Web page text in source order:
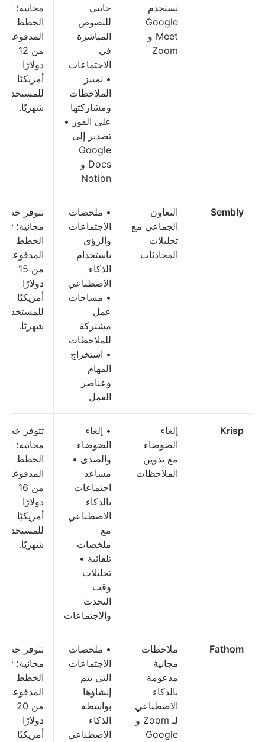
تستخدم
Google
Meet و
Zoom
جانبي
للنصوص
المباشرة
في
الاجتماعات
• تمييز
الملاحظات
ومشاركتها
على الفور •
تصدير إلى
Google
Docs و
Notion
مجانية؛ تبدأ
الخطط
المدفوعة
من 12
دولارًا
أمريكيًا
للمستخدم
شهريًا.
Sembly
التعاون
الجماعي مع
تحليلات
المحادثات
• ملخصات
الاجتماعات
والرؤى
باستخدام
الذكاء
الاصطناعي
• مساحات
عمل
مشتركة
للملاحظات
• استخراج
المهام
وعناصر
العمل
تتوفر خطة
مجانية؛ تبدأ
الخطط
المدفوعة
من 15
دولارًا
أمريكيًا
للمستخدم
شهريًا.
Krisp
إلغاء
الضوضاء
مع تدوين
الملاحظات
• إلغاء
الضوضاء
والصدى •
مساعد
اجتماعات
بالذكاء
الاصطناعي
مع
ملخصات
تلقائية •
تحليلات
وقت
التحدث
والاجتماعات
تتوفر خطة
مجانية؛ تبدأ
الخطط
المدفوعة
من 16
دولارًا
أمريكيًا
للمستخدم
شهريًا.
Fathom
ملاحظات
مجانية
مدعومة
بالذكاء
الاصطناعي
لـ Zoom و
Google
• ملخصات
الاجتماعات
التي يتم
إنشاؤها
بواسطة
الذكاء
الاصطناعي
تتوفر خطة
مجانية؛ تبدأ
الخطط
المدفوعة
من 20
دولارًا
أمريكيًا